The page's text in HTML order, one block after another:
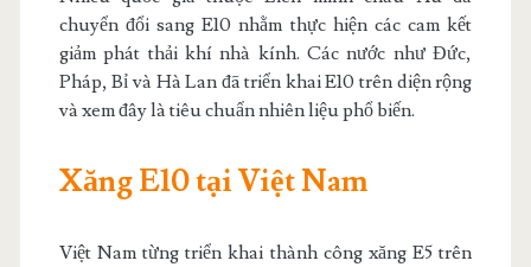
chuyển đổi sang E10 nhằm thực hiện các cam kết
giảm phát thải khí nhà kính. Các nước như Đức,
Pháp, Bỉ và Hà Lan đã triển khai E10 trên diện rộng
và xem đây là tiêu chuẩn nhiên liệu phổ biến.
Xăng E10 tại Việt Nam
Việt Nam từng triển khai thành công xăng E5 trên